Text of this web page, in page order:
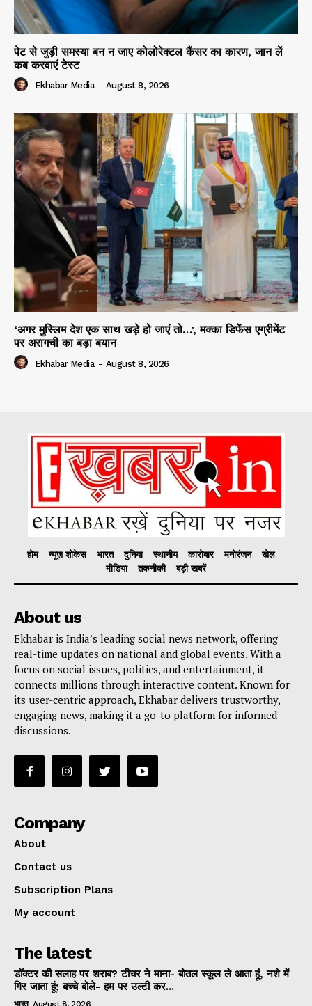
पेट से जुड़ी समस्या बन न जाए कोलोरेक्टल कैंसर का कारण, जान लें
कब करवाएं टेस्ट
Ekhabar Media - August 8, 2026
‘अगर मुस्लिम देश एक साथ खड़े हो जाएं तो…’, मक्का डिफेंस एग्रीमेंट
पर अरागची का बड़ा बयान
Ekhabar Media - August 8, 2026
होम न्यूज़ शोकेस भारत दुनिया स्थानीय कारोबार मनोरंजन
खेल
मीडिया
तकनीकी बड़ी खबरें
About us
Ekhabar is India’s leading social news network, offering
real-time updates on national and global events. With a
focus on social issues, politics, and entertainment, it
connects millions through interactive content. Known for
its user-centric approach, Ekhabar delivers trustworthy,
engaging news, making it a go-to platform for informed
discussions.
Company
About
Contact us
Subscription Plans
My account
The latest
डॉक्टर की सलाह पर शराब? टीचर ने माना- बोतल स्कूल ले आता हूं, नशे में
गिर जाता हूं; बच्चे बोले- हम पर उल्टी कर...
भारत August 8, 2026